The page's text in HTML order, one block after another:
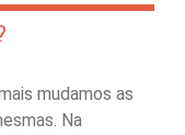
mudamos as
Na